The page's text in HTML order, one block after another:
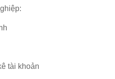
tài khoản